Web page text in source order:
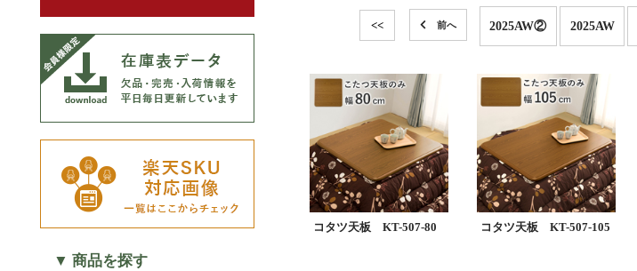
<< 2025AW② 2025AW
コタツ天板 KT-507-80 コタツ天板 KT-507-105
▼ 商品を探す